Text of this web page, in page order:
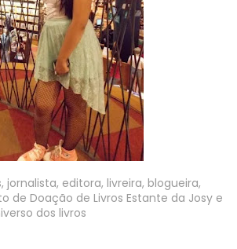
jornalista, editora, livreira, blogueira,
de Doação de Livros Estante da Josy e
dos livros